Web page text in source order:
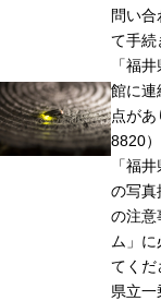
問い
て手続
「福
館に連
点が
8820
「福
の写真
の注意
ム」
てくだ
県立